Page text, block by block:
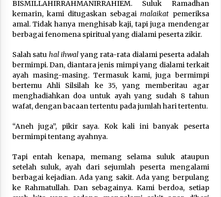
3 months ago
Takut Mati
3 months ago
Said Muniruddin Latih Mental dan Spiritual 80
Siswa YPHC
3 months ago
untuk 179 Guru Diniyah Disdikbud Kota Banda
SELVi: Sebuah Model Motivasi dalam
Kepemimpinan Bisnis
4 months ago
BISMILLAHIRRAHMANIRRAHIEM. Suluk Ramadhan
kemarin, kami ditugaskan sebagaimalaikat pemeriksa
amal. Tidak hanya menghisab kaji, tapi juga mendengar
berbagai fenomena spiritual yang dialami peserta zikir.
Salah satu hal ihwalyang rata-rata dialami peserta adalah
bermimpi. Dan, diantara jenis mimpi yang dialami terkait
ayah masing-masing. Termasuk kami, juga bermimpi
bertemu Ahli Silsilah ke 35, yang memberitau agar
menghadiahkan doa untuk ayah yang sudah 8 tahun
wafat, dengan bacaan tertentu pada jumlah hari tertentu.
“Aneh juga”, pikir saya. Kok kali ini banyak peserta
bermimpi tentang ayahnya.
Tapi entah kenapa, memang selama suluk ataupun
setelah suluk, ayah dari sejumlah peserta mengalami
berbagai kejadian. Ada yang sakit. Ada yang berpulang
ke Rahmatullah. Dan sebagainya. Kami berdoa, setiap